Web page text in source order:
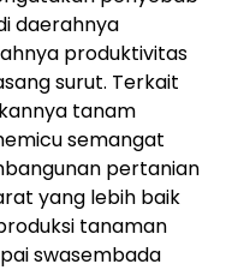
daerahnya
produktivitas
surut. Terkait
tanam
semangat
pertanian
yang lebih baik
tanaman
swasembada